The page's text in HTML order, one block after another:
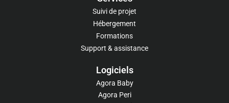
Suivi de projet
Hébergement
Formations
Support & assistance
Logiciels​
Agora Baby
Agora Peri